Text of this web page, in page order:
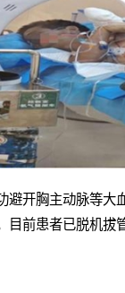
开胸主动脉等大
目前患者已脱机拔